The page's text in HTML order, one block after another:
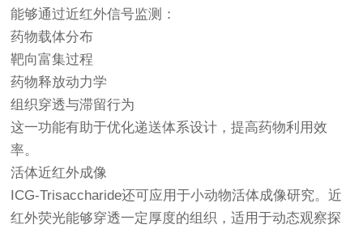
能够通过近红外信号监测：
药物载体分布
靶向富集过程
药物释放动力学
组织穿透与滞留行为
这一功能有助于优化递送体系设计，提高药物利用效
率。
活体近红外成像
ICG-Trisaccharide还可应用于小动物活体成像研究。近
红外荧光能够穿透一定厚度的组织，适用于动态观察探